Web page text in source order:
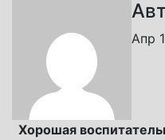
Апр
Хорошая